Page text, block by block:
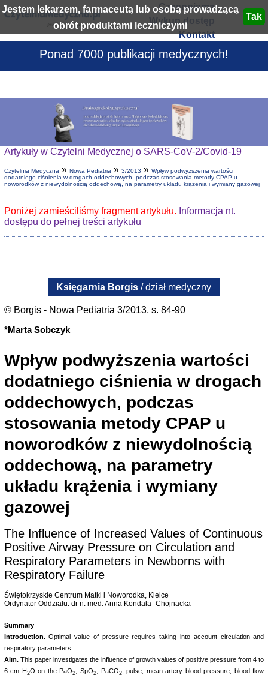
Jestem lekarzem, farmaceutą lub osobą prowadzącą
obrót produktami leczniczymi
Czasopisma
Wykup dostęp
Kontakt
Ponad 7000 publikacji medycznych!
Artykuły w Czytelni Medycznej o SARS-CoV-2/Covid-19
Czytelnia Medyczna» Nowa Pediatria» 3/2013 » Wpływ podwyższenia wartości
dodatniego ciśnienia w drogach oddechowych, podczas stosowania metody CPAP u
noworodków z niewydolnością oddechową, na parametry układu krążenia i wymiany gazowej
Poniżej zamieściliśmy fragment artykułu. Informacja nt.
dostępu do pełnej treści artykułu
Księgarnia Borgis / dział medyczny
© Borgis - Nowa Pediatria 3/2013, s. 84-90
*Marta Sobczyk
Wpływ podwyższenia wartości
dodatniego ciśnienia w drogach
oddechowych, podczas
stosowania metody CPAP u
noworodków z niewydolnością
oddechową, na parametry
układu krążenia i wymiany
gazowej
The Influence of Increased Values of Continuous
Positive Airway Pressure on Circulation and
Respiratory Parameters in Newborns with
Respiratory Failure
Świętokrzyskie Centrum Matki i Noworodka, Kielce
Ordynator Oddziału: dr n. med. Anna Kondała–Chojnacka
Summary
Introduction.Optimal value of pressure requires taking into account circulation and
respiratory parameters.
Aim. This paper investigates the influence of growth values of positive pressure from 4 to
6 cm H 2O on the PaO2, SpO2, PaCO2, pulse, mean artery blood pressure, blood flow